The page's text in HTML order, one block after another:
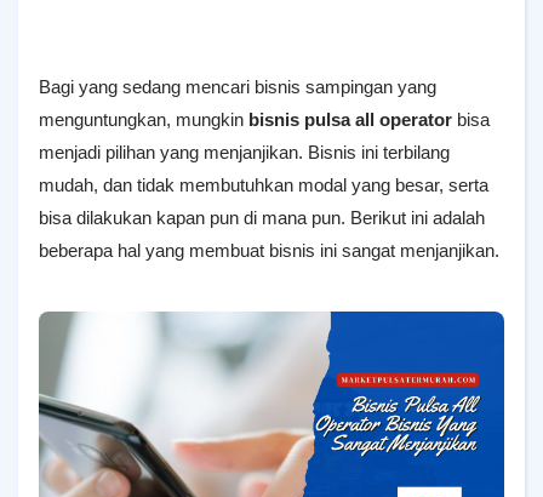
Bagi yang sedang mencari bisnis sampingan yang
menguntungkan, mungkin bisnis pulsa all operator bisa
menjadi pilihan yang menjanjikan. Bisnis ini terbilang
mudah, dan tidak membutuhkan modal yang besar, serta
bisa dilakukan kapan pun di mana pun. Berikut ini adalah
beberapa hal yang membuat bisnis ini sangat menjanjikan.